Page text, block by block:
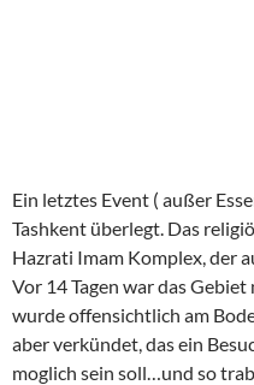
Ein letztes Event ( außer
Tashkent überlegt. Das
Hazrati Imam Komplex, der
Vor 14 Tagen war das
wurde offensichtlich am
aber verkündet, das ein
moglich sein soll…und so